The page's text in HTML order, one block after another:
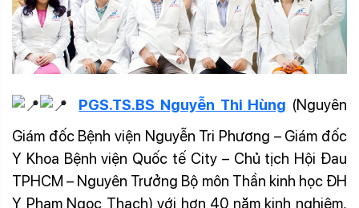
PGS.TS.BS Nguyễn Thi Hùng (Nguyên
Giám đốc Bệnh viện Nguyễn Tri Phương – Giám đốc
Y Khoa Bệnh viện Quốc tế City – Chủ tịch Hội Đau
TPHCM – Nguyên Trưởng Bộ môn Thần kinh học ĐH
Y Phạm Ngọc Thạch) với hơn 40 năm kinh nghiệm,